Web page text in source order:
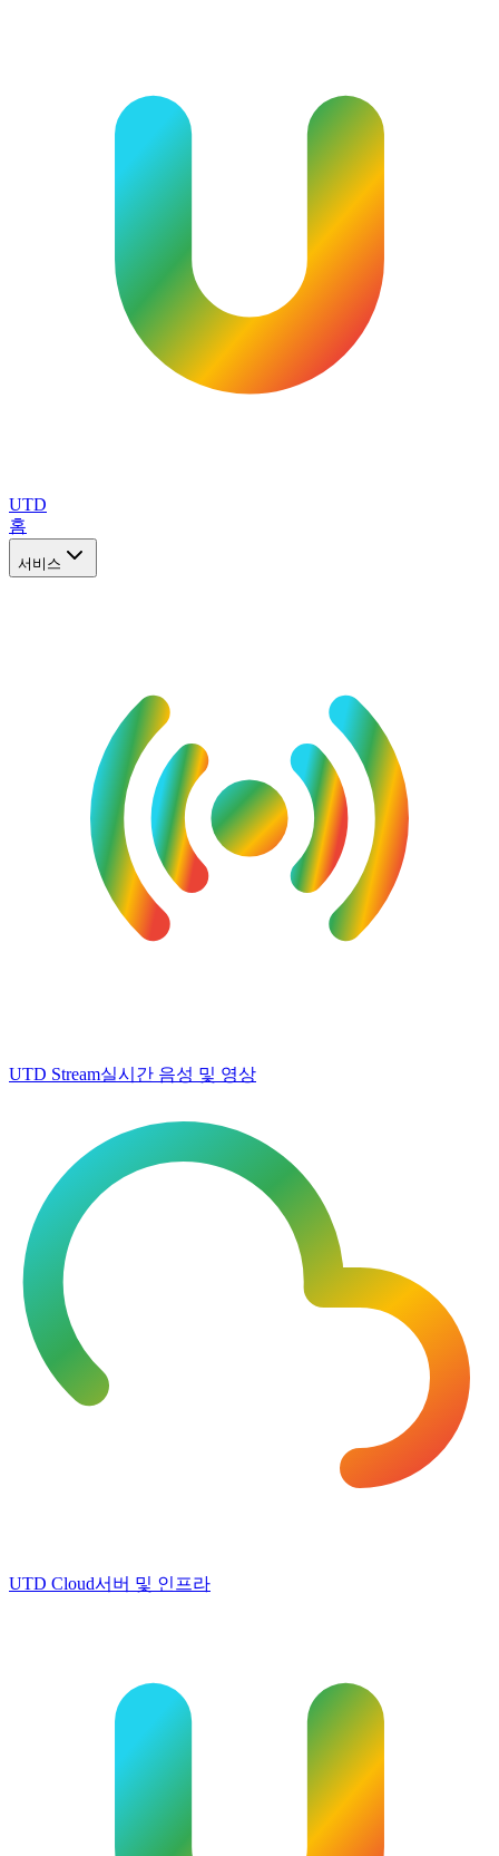
UTD
홈
서비스
UTD Stream실시간 음성 및 영상
UTD Cloud서버 및 인프라